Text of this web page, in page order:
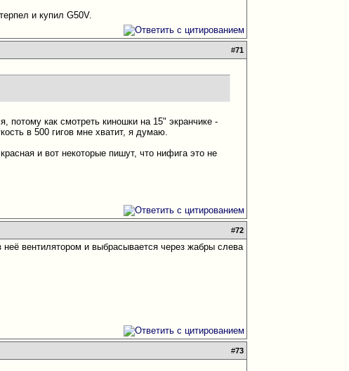
и купил G50V.
#71
как смотреть киношки на 15" экранчике -
в 500 гигов мне хватит, я думаю.
и вот некоторые пишут, что нифига это не
#72
неё вентилятором и выбрасывается через жабры слева
#73